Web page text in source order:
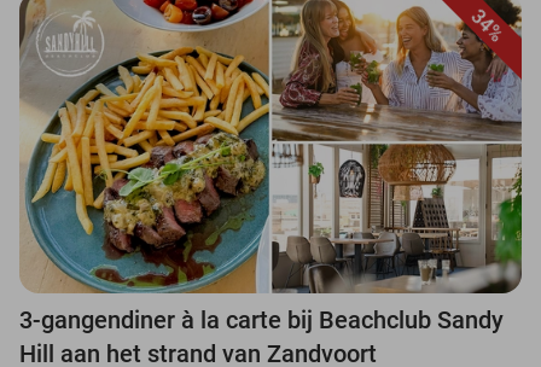
34%
3-gangendiner à la carte bij Beachclub Sandy
Hill aan het strand van Zandvoort